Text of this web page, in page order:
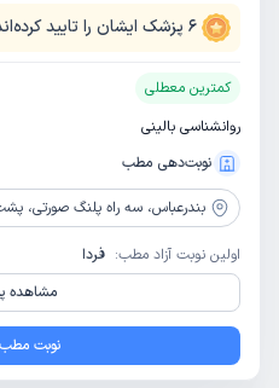
6 پزشک ایشان را تایید
کمترین معطلی
روانشناسی بالینی
نوبت‌دهی مطب
بندرعباس، سه راه پلنگ صورتی، پشت بانک
اولین نوبت آزاد مطب: فردا
مشاهده
نوبت مطب